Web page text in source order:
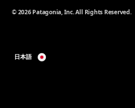
© 2026 Patagonia, Inc. All Rights Reserved.
日本語